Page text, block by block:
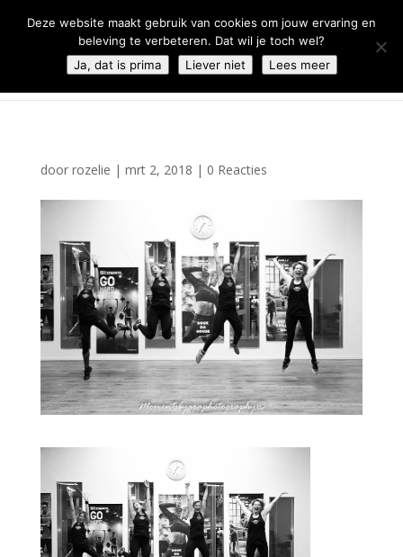
door rozelie | mrt 2, 2018 | 0 Reacties
Deze website maakt gebruik van cookies om jouw ervaring en
beleving te verbeteren. Dat wil je toch wel?
Ja, dat is prima
Liever niet Lees meer